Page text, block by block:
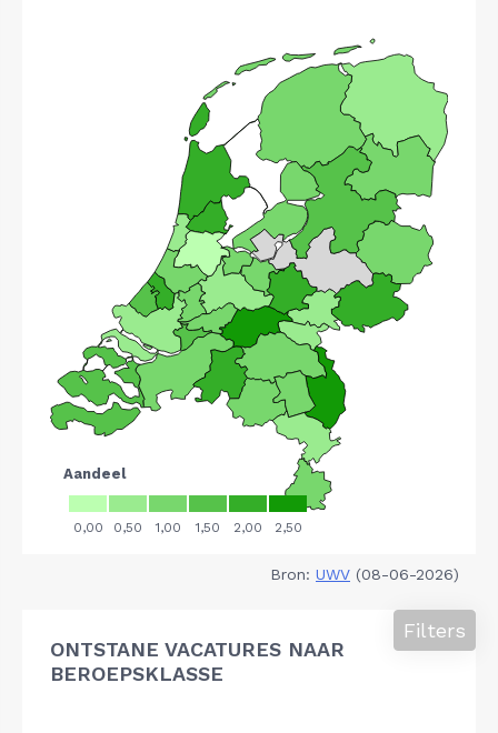
Bron: UWV (08-06-2026)
ONTSTANE VACATURES NAAR
BEROEPSKLASSE
Filters